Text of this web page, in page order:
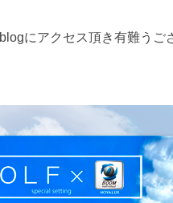
にアクセス頂き有難うご